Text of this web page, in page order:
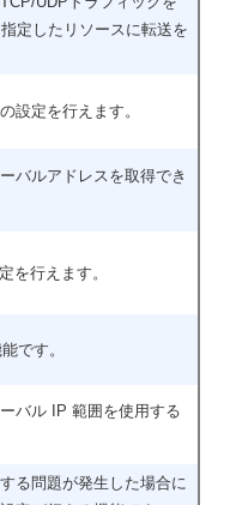
定したリソースに転送を
設定を行えます。
バルアドレスを取得でき
を行えます。
です。
バル IP 範囲を使用する
る問題が発生した場合に